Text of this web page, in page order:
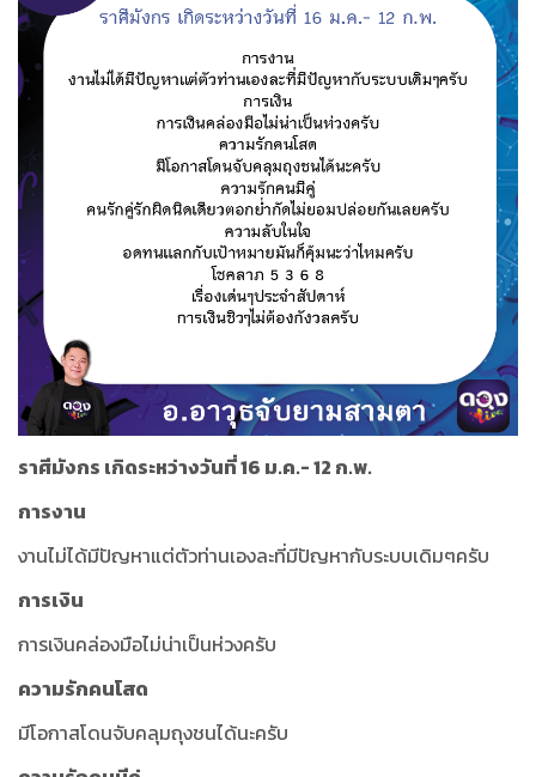
ราศีมังกร เกิดระหว่างวันที่ 16 ม.ค.- 12 ก.พ.
การงาน
งานไม่ได้มีปัญหาแต่ตัวท่านเองละที่มีปัญหากับระบบเดิมๆครับ
การเงิน
การเงินคล่องมือไม่น่าเป็นห่วงครับ
ความรักคนโสด
มีโอกาสโดนจับคลุมถุงชนได้นะครับ